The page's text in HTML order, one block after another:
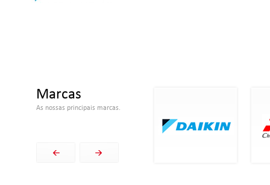
Marcas
As nossas principais marcas.